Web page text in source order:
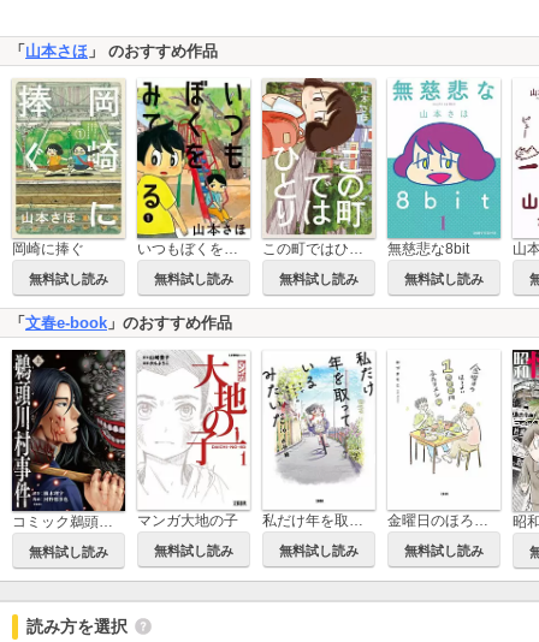
「山本さほ 」 のおすすめ作品
岡崎に捧ぐ
無料試し読み
いつもぼくをみてる
無料試し読み 無料試し読み
無慈悲な8bit
無料試し読み
「 文春e-book 」のおすすめ作品
無料試し読み
マンガ大地の子
無料試し読み
私だけ年を取っているみたいだ。 ヤングケアラーの再生日記
無料試し読み
金曜日のほろよい 1000円ふたりメシ
無料試し読み
昭
読み方を選択